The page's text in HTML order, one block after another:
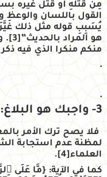
مِنْ قَتْلهِ أو قتل غيره
القول باللسان والوعظ
يُسَبِبِ قوله مثل ذلك
هو المراد بالحديث”[3]
.
منكم منكرا الذي فيه ذكر
3- واجبك هو البلاغ :
فلا يصح ترك الأمر
لمظنة عدم استجابة
العلماء[4]
.
كما في الآية: {مَّا عَلَى